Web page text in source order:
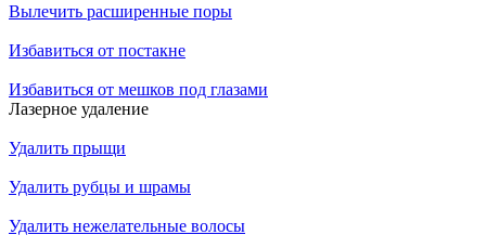
Вылечить расширенные поры
Избавиться от постакне
Избавиться от мешков под глазами
Лазерное удаление
Удалить прыщи
Удалить рубцы и шрамы
Удалить нежелательные волосы